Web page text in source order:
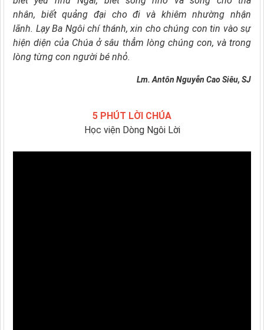
nhân, biết quảng đại cho đi và khiêm nhường nhận
lãnh. Lạy Ba Ngôi chí thánh,xin cho chúng con tin vào sự
hiện diện của Chúaở sâu thẳm lòng chúng con, và trong
lòng từng con người bé nhỏ.
Lm. Antôn Nguyễn Cao Siêu, SJ
5 PHÚT LỜI CHÚA
Học viện Dòng Ngôi Lời